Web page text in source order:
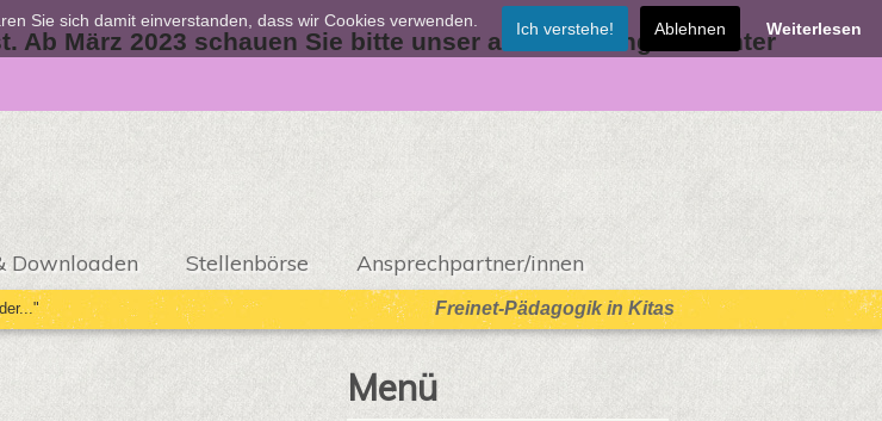
März 2023 schauen Sie bitte unser aktuelles Angebot unter
Downloaden Stellenbörse Ansprechpartner/innen
Freinet-Pädagogik in Kitas
Menü
Sie sich damit einverstanden, dass wir Cookies verwenden. Ich verstehe! Ablehnen Weiterlesen